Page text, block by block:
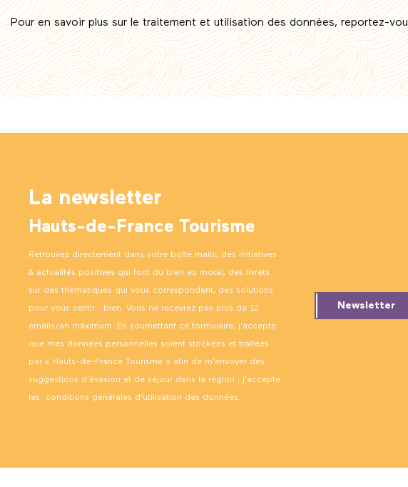
Pour en savoir plus sur le traitement et utilisation des données, reportez-
La newsletter
Hauts-de-France Tourisme
Retrouvez directement dans votre boîte mails, des initiatives
& actualités positives qui font du bien au moral, des livrets
sur des thématiques qui vous correspondent, des solutions
pour vous sentir… bien. Vous ne recevrez pas plus de 12
emails/an maximum. En soumettant ce formulaire, j’accepte
que mes données personnelles soient stockées et traitées
par « Hauts-de-France Tourisme » afin de m’envoyer des
suggestions d’évasion et de séjour dans la région ; j’accepte
les conditions générales d’utilisation des données.
Newsletter